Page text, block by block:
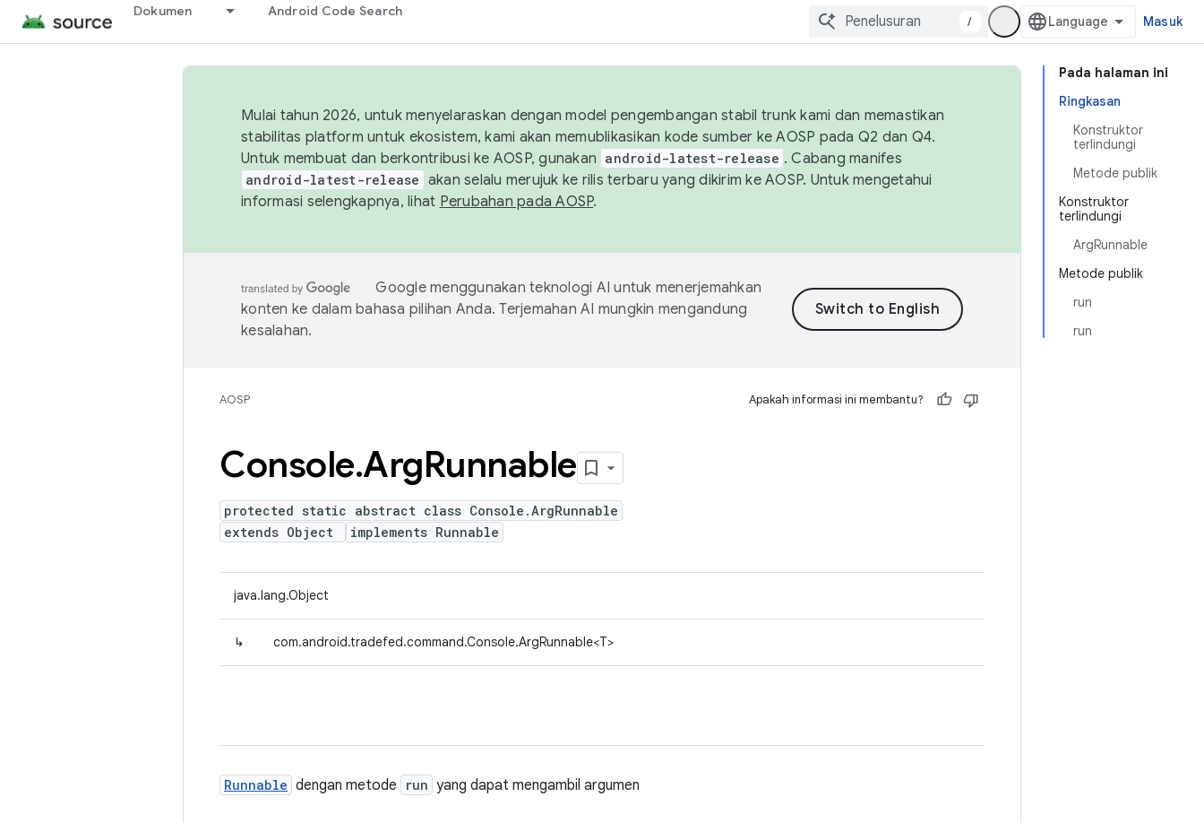
Dokumen Android Code Search
/ Masuk
Pada halaman ini
Ringkasan
Konstruktor
terlindungi
Metode publik
Konstruktor
terlindungi
ArgRunnable
Metode publik
run
run
Mulai tahun 2026, untuk menyelaraskan dengan model pengembangan stabil trunk kami dan memastikan
stabilitas platform untuk ekosistem, kami akan memublikasikan kode sumber ke AOSP pada Q2 dan Q4.
Untuk membuat dan berkontribusi ke AOSP, gunakan android-latest-release . Cabang manifes
android-latest-release akan selalu merujuk ke rilis terbaru yang dikirim ke AOSP. Untuk mengetahui
informasi selengkapnya, lihat Perubahan pada AOSP.
Google menggunakan teknologi AI untuk menerjemahkan
konten ke dalam bahasa pilihan Anda. Terjemahan AI mungkin mengandung
kesalahan.
AOSP Apakah informasi ini membantu?
Console.ArgRunnable
protected static abstract class Console.ArgRunnable
extends Object
implements Runnable
java.lang.Object
↳ com.android.tradefed.command.Console.ArgRunnable<T>
Runnable dengan metode run yang dapat mengambil argumen